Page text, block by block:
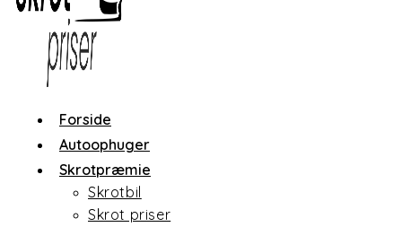
Forside
Autoophuger
Skrotpræmie
Skrotbil
Skrot priser